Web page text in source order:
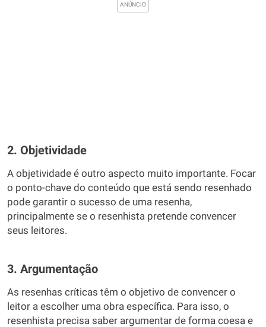
2. Objetividade
A objetividade é outro aspecto muito importante. Focar
o ponto-chave do conteúdo que está sendo resenhado
pode garantir o sucesso de uma resenha,
principalmente se o resenhista pretende convencer
seus leitores.
3. Argumentação
As resenhas críticas têm o objetivo de convencer o
leitor a escolher uma obra específica. Para isso, o
resenhista precisa saber argumentar de forma coesa e